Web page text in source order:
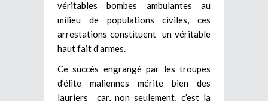
véritables bombes ambulantes au
milieu de populations civiles, ces
arrestations constituent un véritable
haut fait d’armes.
Ce succès engrangé par les troupes
d’élite maliennes mérite bien des
lauriers car, non seulement, c’est la